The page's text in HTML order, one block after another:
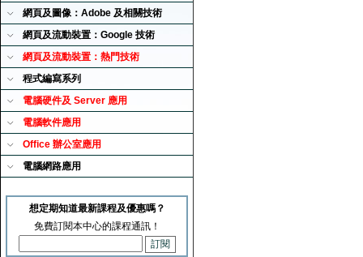
網頁及圖像：Adobe 及相關技術
網頁及流動裝置：Google 技術
網頁及流動裝置：熱門技術
程式編寫系列
電腦硬件及 Server 應用
電腦軟件應用
Office 辦公室應用
電腦網路應用
想定期知道最新課程及優惠嗎？
免費訂閱本中心的課程通訊！